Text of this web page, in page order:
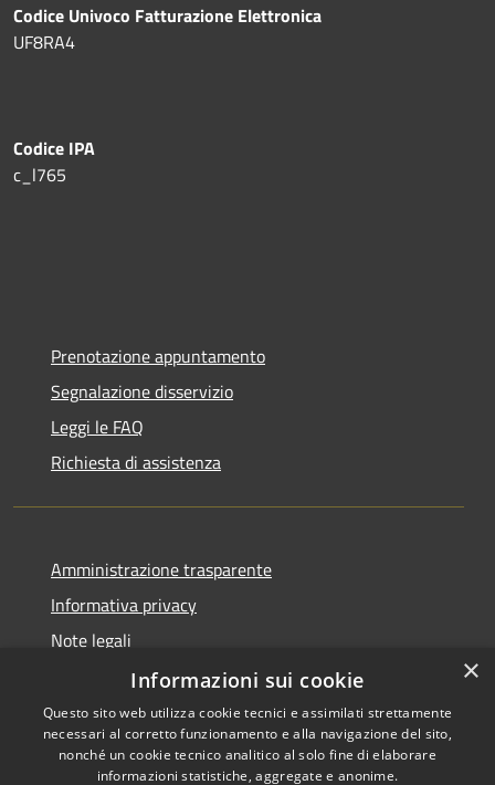
Codice Univoco Fatturazione Elettronica
UF8RA4
Codice IPA
c_l765
Prenotazione appuntamento
Segnalazione disservizio
Leggi le FAQ
Richiesta di assistenza
Amministrazione trasparente
Informativa privacy
Note legali
Dichiarazione di accessibilità
×
Informazioni sui cookie
Questo sito web utilizza cookie tecnici e assimilati strettamente
necessari al corretto funzionamento e alla navigazione del sito,
nonché un cookie tecnico analitico al solo fine di elaborare
informazioni statistiche, aggregate e anonime.